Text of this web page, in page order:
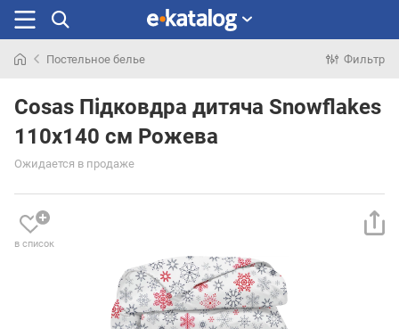
раньше
Постельное белье Фильтр
Cosas Підковдра дитяча Snowflakes
110х140 см Рожева
Ожидается в продаже
в список